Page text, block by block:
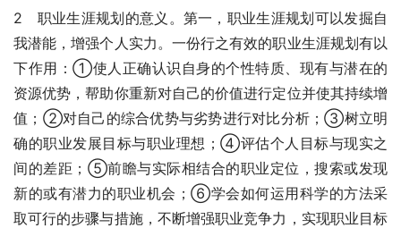
2　职业生涯规划的意义。第一，职业生涯规划可以发掘自
我潜能，增强个人实力。一份行之有效的职业生涯规划有以
下作用：①使人正确认识自身的个性特质、现有与潜在的
资源优势，帮助你重新对自己的价值进行定位并使其持续增
值；②对自己的综合优势与劣势进行对比分析；③树立明
确的职业发展目标与职业理想；④评估个人目标与现实之
间的差距；⑤前瞻与实际相结合的职业定位，搜索或发现
新的或有潜力的职业机会；⑥学会如何运用科学的方法采
取可行的步骤与措施，不断增强职业竞争力，实现职业目标